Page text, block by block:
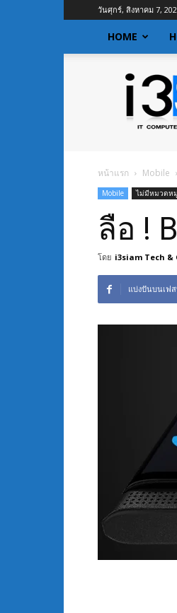
วันศุกร์, สิงหาคม 7,
HOME
I3siam
ข่าว
ไอที
ข่าวสาร
กับ
เทคโนโลยี
หน้าแรก Mobile
Mobile ไม่มีหมวดห
ลือ !
โดย i3siam Tech &
แบ่งปันบนเฟ